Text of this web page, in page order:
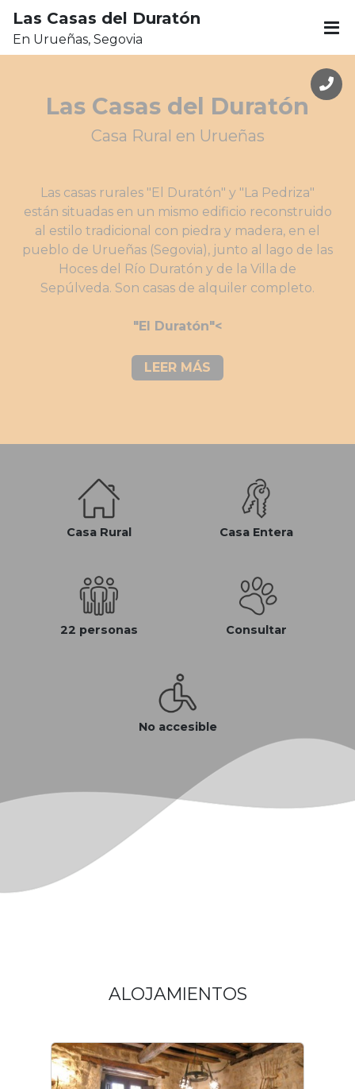
Las Casas del Duratón
En Urueñas, Segovia
Las Casas del Duratón
Casa Rural en Urueñas
Las casas rurales "El Duratón" y "La Pedriza"
están situadas en un mismo edificio reconstruido
al estilo tradicional con piedra y madera, en el
pueblo de Urueñas (Segovia), junto al lago de las
Hoces del Río Duratón y de la Villa de
Sepúlveda. Son casas de alquiler completo.
"El Duratón"<
LEER MÁS
Casa Rural Casa Entera
22 personas Consultar
No accesible
ALOJAMIENTOS